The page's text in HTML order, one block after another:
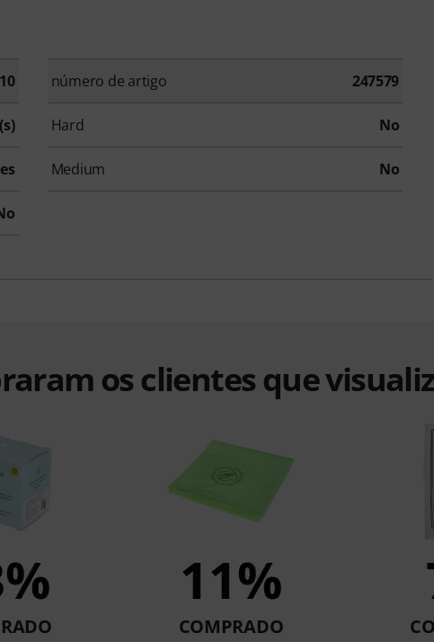
número de artigo 247579
Hard No
Medium No
os clientes que
11%
COMPRADO